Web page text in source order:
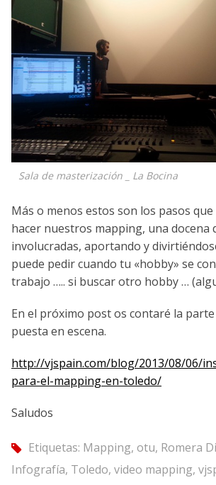
Sala de masterización _ La Bocina
Más o menos estos son los pasos
hacer nuestros mapping, una docena
involucradas, aportando y
puede pedir cuando tu «hobby» se
trabajo ….. si buscar otro hobby …
En el próximo post os contaré la
puesta en escena.
http://vjspain.com/blog/2013/08/06/
para-el-mapping-en-toledo/
Saludos
tag Etiquetas: Mapping, otu, Romera
Infografía, Toledo, video mapping,